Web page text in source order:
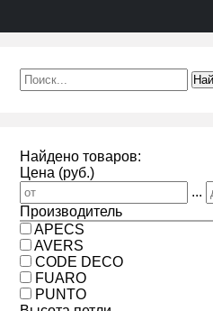
Найдено товаров:
Цена (руб.)
...
Производитель
APECS
AVERS
CODE DECO
FUARO
PUNTO